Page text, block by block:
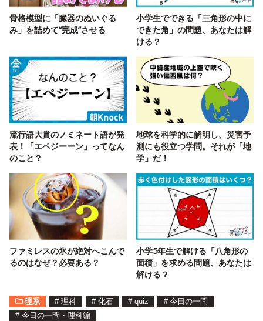
骨格模型に「臓器のぬいぐる
み」を詰めて“完成”させる
小学生でできる「三角形の中に
できた角」の問題、あなたは解
ける？
流行語大賞のノミネート語が発
表！「エペジーーン」ってなん
のこと？
地球を科学的に解明し、災害予
測にも役立つ学問。それが「地
学」だ！
ファミレスの氷が絶対へこんで
るのはなぜ？必要ある？
小学5年生で解ける「八角形の
面積」を求める問題、あなたは
解ける？
理系 # 理科 # 化石 # quiz # 今日の一問
# 今日の一問・理科編